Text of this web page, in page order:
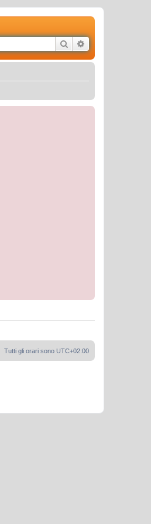
Cerca
Tutti gli orari sono UTC+02:00